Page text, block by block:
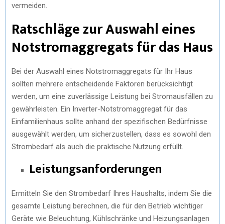
vermeiden.
Ratschläge zur Auswahl eines
Notstromaggregats für das Haus
Bei der Auswahl eines Notstromaggregats für Ihr Haus
sollten mehrere entscheidende Faktoren berücksichtigt
werden, um eine zuverlässige Leistung bei Stromausfällen zu
gewährleisten. Ein Inverter-Notstromaggregat für das
Einfamilienhaus sollte anhand der spezifischen Bedürfnisse
ausgewählt werden, um sicherzustellen, dass es sowohl den
Strombedarf als auch die praktische Nutzung erfüllt.
Leistungsanforderungen
Ermitteln Sie den Strombedarf Ihres Haushalts, indem Sie die
gesamte Leistung berechnen, die für den Betrieb wichtiger
Geräte wie Beleuchtung, Kühlschränke und Heizungsanlagen